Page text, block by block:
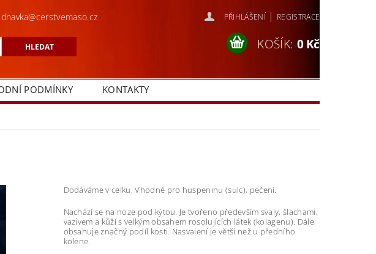
PŘIHLÁŠENÍ | REGISTRACE
KOŠÍK: 0 Kč
PODMÍNKY KONTAKTY
Dodáváme v celku. Vhodné pro huspeninu (sulc), pečení.
Nachází se na noze pod kýtou. Je tvořeno především svaly, šlachami,
vazivem a kůží s velkým obsahem rosolujících látek (kolagenu). Dále
obsahuje značný podíl kosti. Nasvalení je větší než u předního
kolene.